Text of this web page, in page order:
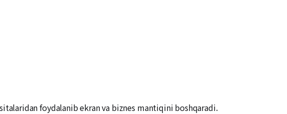
foydalanib ekran va biznes mantiqini boshqaradi.